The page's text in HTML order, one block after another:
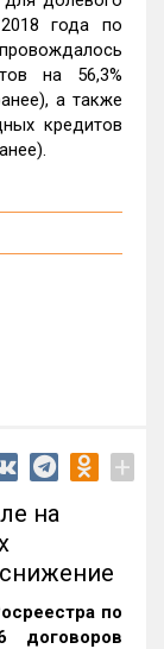
года по
на 56,3%
а также
кредитов
+
на
по
договоров